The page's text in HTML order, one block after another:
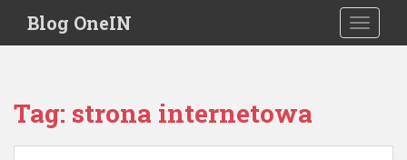
i
Blog OneIN
Tag: strona internetowa